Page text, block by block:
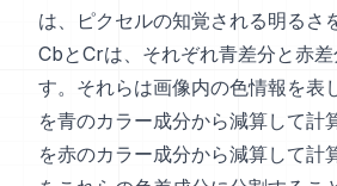
は、ピクセルの知覚される明るさ
CbとCrは、それぞれ青差分と赤
す。それらは画像内の色情報を表
を青のカラー成分から減算して計
を赤のカラー成分から減算して計